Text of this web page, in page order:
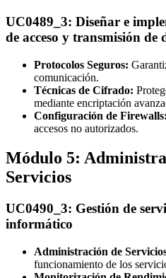
UC0489_3: Diseñar e
de acceso y transmisión de
Protocolos Seguros:
comunicación.
Técnicas de Cifrado:
mediante encriptación
Configuración de Firewalls:
accesos no autorizados.
Módulo 5:
Servicios
UC0490_3: Gestión de
informático
Administración de
funcionamiento de los